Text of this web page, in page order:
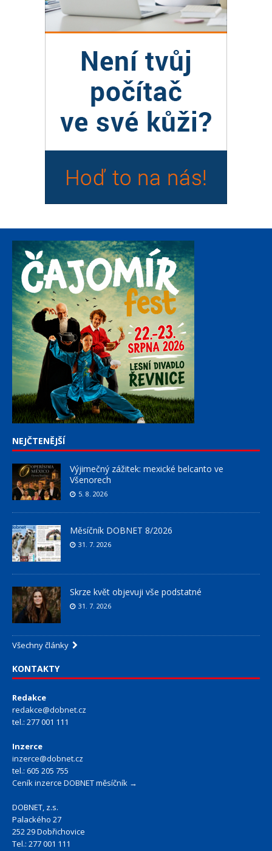
NEJČTENĚJŠÍ
Výjimečný zážitek: mexické belcanto ve
Všenorech
5. 8. 2026
Měsíčník DOBNET 8/2026
31. 7. 2026
Skrze květ objevuji vše podstatné
31. 7. 2026
Všechny články
KONTAKTY
Redakce
redakce@dobnet.cz
tel.: 277 001 111
Inzerce
inzerce@dobnet.cz
tel.: 605 205 755
Ceník inzerce DOBNET měsíčník →
DOBNET, z.s.
Palackého 27
252 29 Dobřichovice
Tel.: 277 001 111